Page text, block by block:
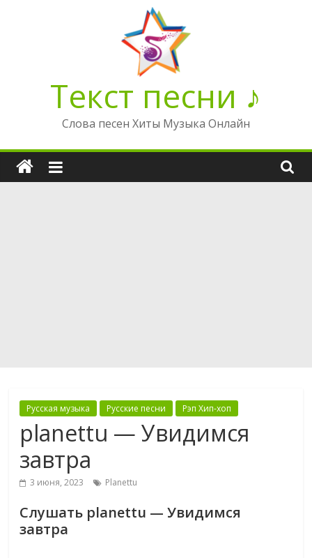
Текст песни ♪
Слова песен Хиты Музыка Онлайн
Русская музыка Русские песни Рэп Хип-хоп
planettu — Увидимся
завтра
3 июня, 2023 Planettu
Слушать planettu — Увидимся
завтра